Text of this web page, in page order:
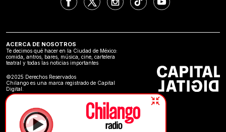
ACERCA DE NOSOTROS
Te decimos qué hacer en la Ciudad de México:
comida, antros, bares, música, cine, cartelera
teatral y todas las noticias importantes
©2025 Derechos Reservados
Chilango es una marca registrado de Capital
Digital.